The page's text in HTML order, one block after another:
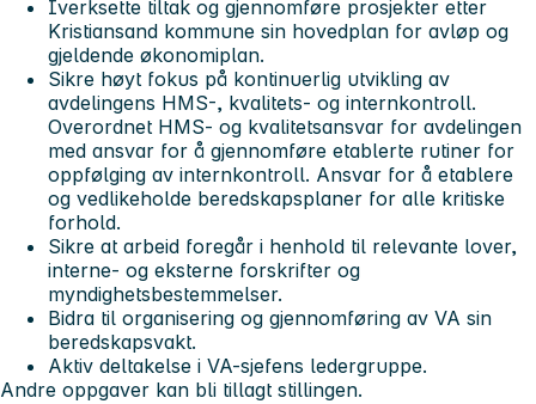
Iverksette tiltak og gjennomføre prosjekter etter
Kristiansand kommune sin hovedplan for avløp og
gjeldende økonomiplan.
Sikre høyt fokus på kontinuerlig utvikling av
avdelingens HMS-, kvalitets- og internkontroll.
Overordnet HMS- og kvalitetsansvar for avdelingen
med ansvar for å gjennomføre etablerte rutiner for
oppfølging av internkontroll. Ansvar for å etablere
og vedlikeholde beredskapsplaner for alle kritiske
forhold.
Sikre at arbeid foregår i henhold til relevante lover,
interne- og eksterne forskrifter og
myndighetsbestemmelser.
Bidra til organisering og gjennomføring av VA sin
beredskapsvakt.
Aktiv deltakelse i VA-sjefens ledergruppe.
Andre oppgaver kan bli tillagt stillingen.